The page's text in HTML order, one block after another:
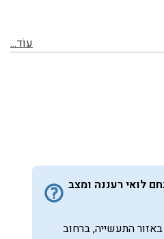
עוֹד...
לואי רעננה ומצב
התעשייה, ברחוב